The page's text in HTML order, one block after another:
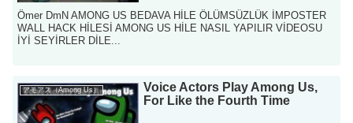
Ömer DmN AMONG US BEDAVA HİLE ÖLÜMSÜZLÜK İMPOSTER
WALL HACK HİLESİ AMONG US HİLE NASIL YAPILIR VİDEOSU
İYİ SEYİRLER DİLE...
アモアス（Among Us）
Voice Actors Play Among Us,
For Like the Fourth Time